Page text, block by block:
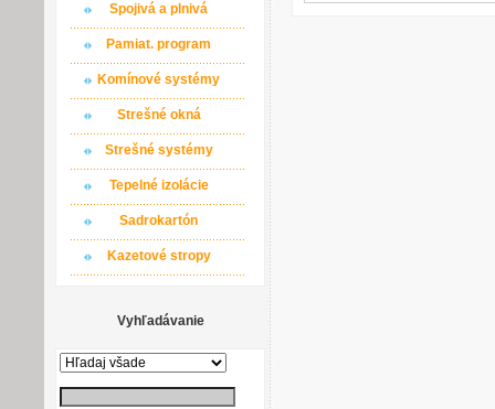
Spojivá a plnivá
Pamiat. program
Komínové systémy
Strešné okná
Strešné systémy
Tepelné izolácie
Sadrokartón
Kazetové stropy
Vyhľadávanie